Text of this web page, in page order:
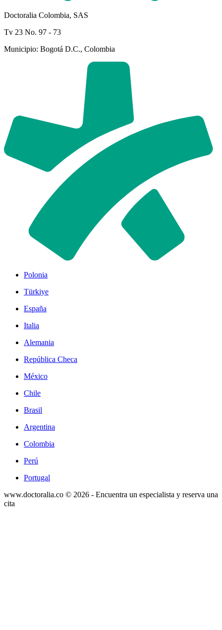
Doctoralia Colombia, SAS
Tv 23 No. 97 - 73
Municipio: Bogotá D.C., Colombia
Polonia
Türkiye
España
Italia
Alemania
República Checa
México
Chile
Brasil
Argentina
Colombia
Perú
Portugal
www.doctoralia.co © 2026 - Encuentra un especialista y reserva una
cita